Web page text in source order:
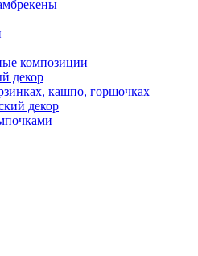
композиции
декор
кашпо, горшочках
декор